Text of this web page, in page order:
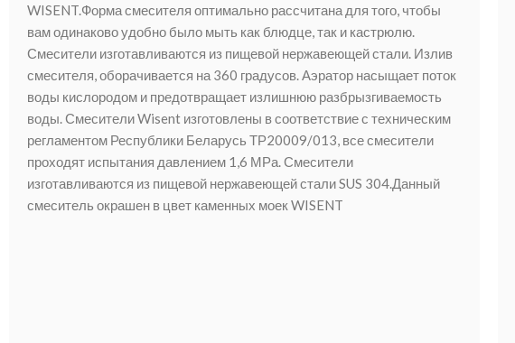
WISENT.Форма смесителя оптимально рассчитана для того, чтобы
вам одинаково удобно было мыть как блюдце, так и кастрюлю.
Смесители изготавливаются из пищевой нержавеющей стали. Излив
смесителя, оборачивается на 360 градусов. Аэратор насыщает поток
воды кислородом и предотвращает излишнюю разбрызгиваемость
воды. Смесители Wisent изготовлены в соответствие с техническим
регламентом Республики Беларусь ТР20009/013, все смесители
проходят испытания давлением 1,6 МРа. Смесители
изготавливаются из пищевой нержавеющей стали SUS 304.Данный
смеситель окрашен в цвет каменных моек WISENT